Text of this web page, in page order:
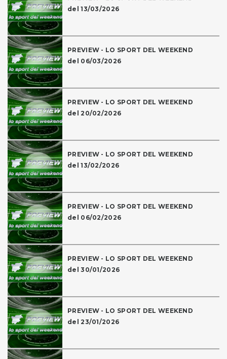
del 13/03/2026
PREVIEW - LO SPORT DEL WEEKEND
del 06/03/2026
PREVIEW - LO SPORT DEL WEEKEND
del 20/02/2026
PREVIEW - LO SPORT DEL WEEKEND
del 13/02/2026
PREVIEW - LO SPORT DEL WEEKEND
del 06/02/2026
PREVIEW - LO SPORT DEL WEEKEND
del 30/01/2026
PREVIEW - LO SPORT DEL WEEKEND
del 23/01/2026